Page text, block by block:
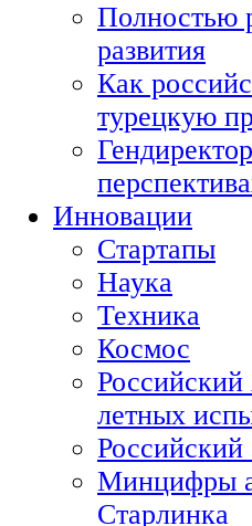
Полностью
развития
Как
турецкую
Инновации
Стартапы
Наука
Техника
Космос
летных
Минцифры
Старлинка